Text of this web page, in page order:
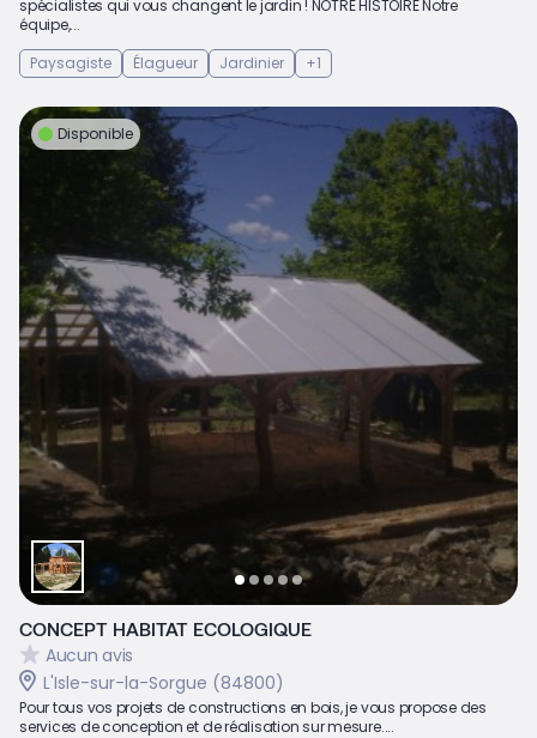
spécialistes qui vous changent le jardin ! NOTRE HISTOIRE Notre
équipe,...
Paysagiste
Élagueur Jardinier +1
Disponible
CONCEPT HABITAT ECOLOGIQUE
Aucun avis
L'Isle-sur-la-Sorgue (84800)
Pour tous vos projets de constructions en bois, je vous propose des
services de conception et de réalisation sur mesure....